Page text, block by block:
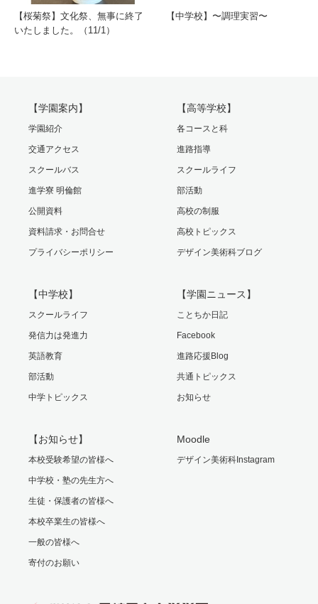
【桜菊祭】文化祭、無事に終了
いたしました。（11/1）
【中学校】〜調理実習〜
【学園案内】
学園紹介
交通アクセス
スクールバス
進学寮 明倫館
公開資料
資料請求・お問合せ
プライバシーポリシー
【高等学校】
各コースと科
進路指導
スクールライフ
部活動
高校の制服
高校トピックス
デザイン美術科ブログ
【中学校】
スクールライフ
発信力は発進力
英語教育
部活動
中学トピックス
【学園ニュース】
ことちか日記
Facebook
進路応援Blog
共通トピックス
お知らせ
【お知らせ】
本校受験希望の皆様へ
中学校・塾の先生方へ
生徒・保護者の皆様へ
本校卒業生の皆様へ
一般の皆様へ
寄付のお願い
Moodle
デザイン美術科Instagram